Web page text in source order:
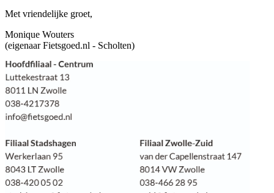
Met vriendelijke groet,
Monique Wouters
(eigenaar Fietsgoed.nl - Scholten)